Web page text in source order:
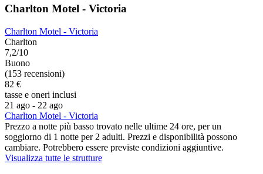
Charlton Motel - Victoria
Charlton Motel - Victoria
Charlton
7,2/10
Buono
(153 recensioni)
82 €
tasse e oneri inclusi
21 ago - 22 ago
Charlton Motel - Victoria
Prezzo a notte più basso trovato nelle ultime 24 ore, per un
soggiorno di 1 notte per 2 adulti. Prezzi e disponibilità possono
cambiare. Potrebbero essere previste condizioni aggiuntive.
Visualizza tutte le strutture